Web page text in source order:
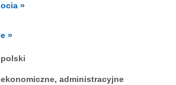
»
»
polski
ekonomiczne, administracyjne